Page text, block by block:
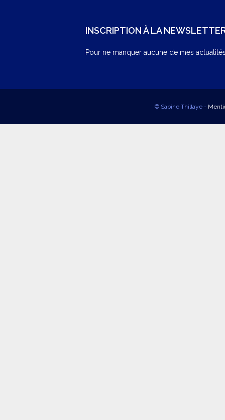
INSCRIPTION À LA
Pour ne manquer aucune de mes
© Sabine Thillaye -